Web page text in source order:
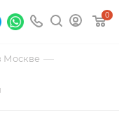
0
Москве —